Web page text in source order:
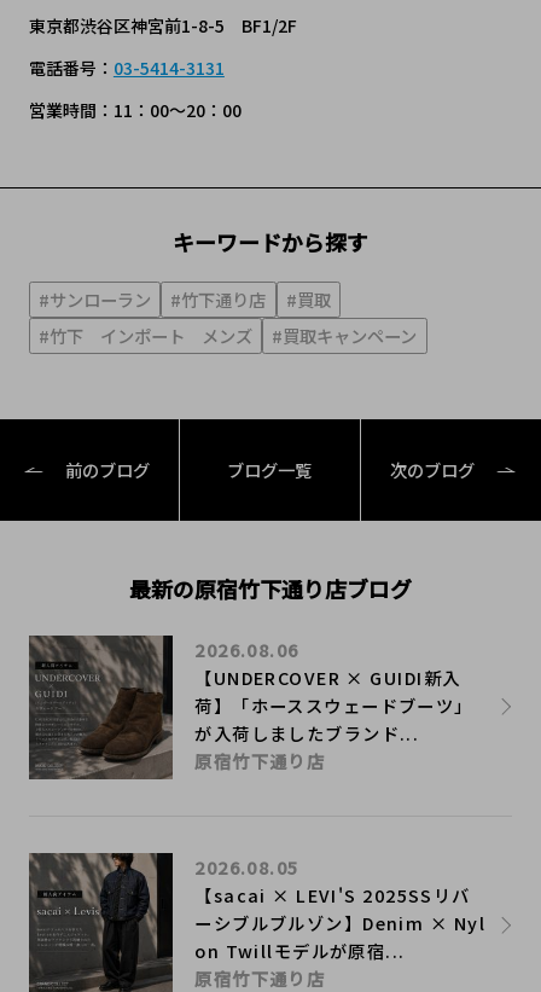
東京都渋谷区神宮前1-8-5 BF1/2F
電話番号： 03-5414-3131
営業時間：11：00～20：00
キーワードから探す
#サンローラン #竹下通り店
#買取
#竹下 インポート メンズ
#買取キャンペーン
前のブログ ブログ一覧 次のブログ
最新の原宿竹下通り店ブログ
【UNDERCOVER × GUIDI新入
荷】「ホーススウェードブーツ」
が入荷しましたブランド...
2026.08.06
原宿竹下通り店
【sacai × LEVI'S 2025SSリバ
ーシブルブルゾン】Denim × Nyl
on Twillモデルが原宿...
2026.08.05
原宿竹下通り店